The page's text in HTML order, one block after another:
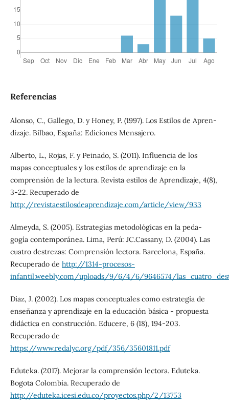
Referencias
Alonso, C., Gallego, D. y Honey, P. (1997). Los Estilos de Apren-
dizaje. Bilbao, España: Ediciones Mensajero.
Alberto, L., Rojas, F. y Peinado, S. (2011). Influencia de los
mapas conceptuales y los estilos de aprendizaje en la
comprensión de la lectura. Revista estilos de Aprendizaje, 4(8),
3-22. Recuperado de
http://revistaestilosdeaprendizaje.com/article/view/933
Almeyda, S. (2005). Estrategias metodológicas en la peda-
gogía contemporánea. Lima, Perú: JC.Cassany, D. (2004). Las
cuatro destrezas: Comprensión lectora. Barcelona, España.
Recuperado de http://1314-procesos-
infantil.weebly.com/uploads/9/6/4/6/9646574/
Díaz, J. (2002). Los mapas conceptuales como estrategia de
enseñanza y aprendizaje en la educación básica - propuesta
didáctica en construcción. Educere, 6 (18), 194-203.
Recuperado de
https://www.redalyc.org/pdf/356/35601811.pdf
Eduteka. (2017). Mejorar la comprensión lectora. Eduteka.
Bogota Colombia. Recuperado de
http://eduteka.icesi.edu.co/proyectos.php/2/13753